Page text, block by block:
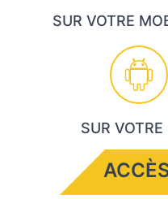
SUR VOTRE
SUR